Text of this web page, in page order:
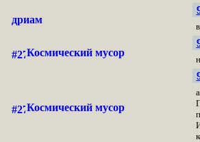
дриам
Космический мусор
Космический мусор